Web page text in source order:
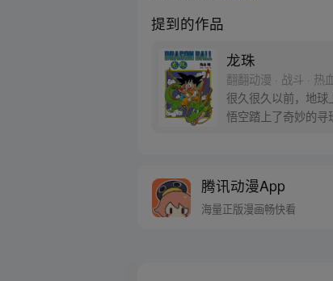
提到的作品
龙珠
翻翻动漫 · 战斗 · 热
很久很久以前，地
悟空踏上了奇妙的
腾讯动漫App
海量正版漫画畅快看